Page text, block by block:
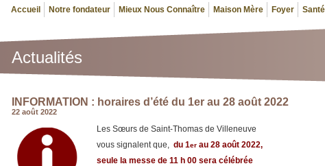
Accueil Notre fondateur Mieux Nous Connaître Maison Mère Foyer Santé
Actualités
INFORMATION : horaires d’été du 1er au 28 août 2022
22 août 2022
Les Sœurs de Saint-Thomas de Villeneuve
vous signalent que, du 1er au 28 août 2022,
seule la messe de 11 h 00 sera célébrée